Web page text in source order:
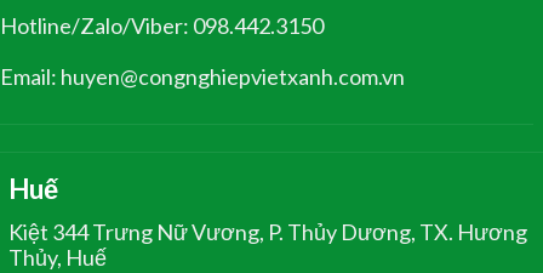
Hotline/Zalo/Viber: 098.442.3150
Email: huyen@congnghiepvietxanh.com.vn
Huế
Kiệt 344 Trưng Nữ Vương, P. Thủy Dương, TX. Hương
Thủy, Huế